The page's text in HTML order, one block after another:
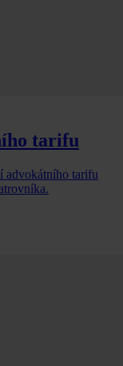
tarifu
advokátního tarifu